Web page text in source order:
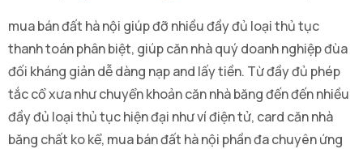
mua bán đất hà nội giúp đỡ nhiều đầy đủ loại thủ tục
thanh toán phân biệt, giúp căn nhà quý doanh nghiệp đùa
đối kháng giản dễ dàng nạp and lấy tiền. Từ đầy đủ phép
tắc cổ xưa như chuyển khoản căn nhà băng đến đến nhiều
đầy đủ loại thủ tục hiện đại như ví điện tử, card căn nhà
băng chất ko kể, mua bán đất hà nội phần đa chuyên ứng